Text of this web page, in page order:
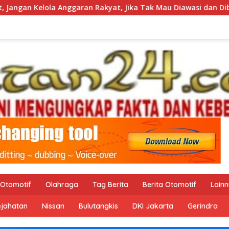
Rakyat, Jika Tak Mau Diawasi dan Diberitakan
Otomotif Olahraga Tag Berita Berita Otomotif
Nissan Bulutangkis DKI Jakarta Gerindra